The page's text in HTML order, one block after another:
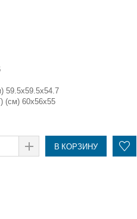
59.5x59.5x54.7
(см) 60x56x55
В КОРЗИНУ